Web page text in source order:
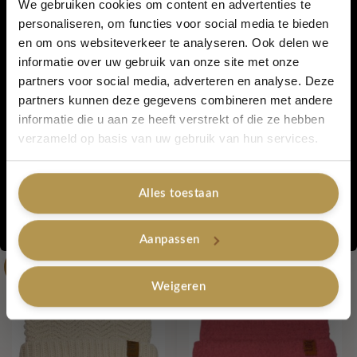
We gebruiken cookies om content en advertenties te
personaliseren, om functies voor social media te bieden
en om ons websiteverkeer te analyseren. Ook delen we
informatie over uw gebruik van onze site met onze
partners voor social media, adverteren en analyse. Deze
partners kunnen deze gegevens combineren met andere
informatie die u aan ze heeft verstrekt of die ze hebben
verzameld op basis van uw gebruik van hun services.
Alles toestaan
Aanpassen
Weigeren
Gewicht – 800 gram
Materiaal: Acryl, Katoen, Polyester
Wasadvies : wasmachine 30ºC
Categorieën:
Lot 83 - tassen - shawls - 50% korting , Lovely Sale Colshawl -
20% korting,Shawls -20% korting,Shawls
-50% -50%
5% korting...
Ja, graag!
Nee, bedankt